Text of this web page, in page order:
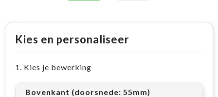
Kies en personaliseer
1. Kies je bewerking
Bovenkant (doorsnede: 55mm)